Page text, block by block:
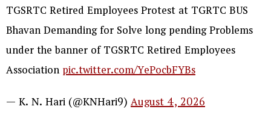
TGSRTC Retired Employees Protest at TGRTC BUS
Bhavan Demanding for Solve long pending Problems
under the banner of TGSRTC Retired Employees
Associationpic.twitter.com/YePocbFYBs
— K. N. Hari (@KNHari9)August 4, 2026